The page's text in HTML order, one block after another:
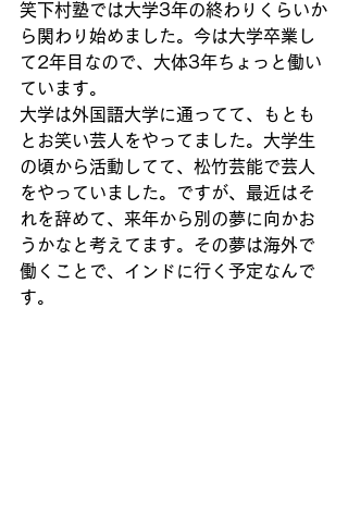
笑下村塾では大学3年の終わりくらいか
ら関わり始めました。今は大学卒業し
て2年目なので、大体3年ちょっと働い
ています。
大学は外国語大学に通ってて、もとも
とお笑い芸人をやってました。大学生
の頃から活動してて、松竹芸能で芸人
をやっていました。ですが、最近はそ
れを辞めて、来年から別の夢に向かお
うかなと考えてます。その夢は海外で
働くことで、インドに行く予定なんで
す。